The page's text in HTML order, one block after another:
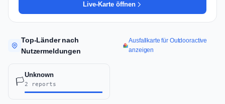
Live-Karte öffnen
Top-Länder nach
Nutzermeldungen
Ausfallkarte für Outdooractive
anzeigen
🏳️
Unknown
2 reports